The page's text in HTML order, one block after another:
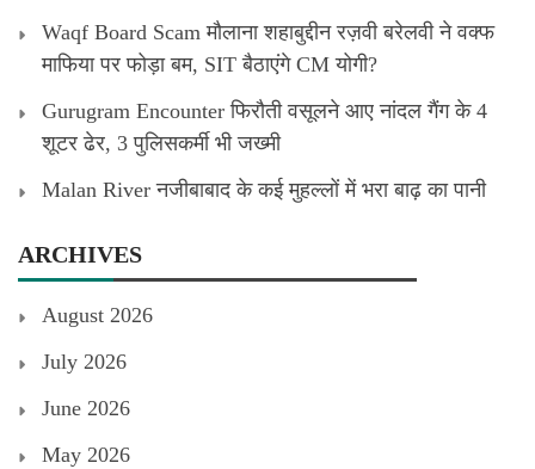
Waqf Board Scam मौलाना शहाबुद्दीन रज़वी बरेलवी ने वक्फ
माफिया पर फोड़ा बम, SIT बैठाएंगे CM योगी?
Gurugram Encounter फिरौती वसूलने आए नांदल गैंग के 4
शूटर ढेर, 3 पुलिसकर्मी भी जख्मी
Malan River नजीबाबाद के कई मुहल्लों में भरा बाढ़ का पानी
ARCHIVES
August 2026
July 2026
June 2026
May 2026